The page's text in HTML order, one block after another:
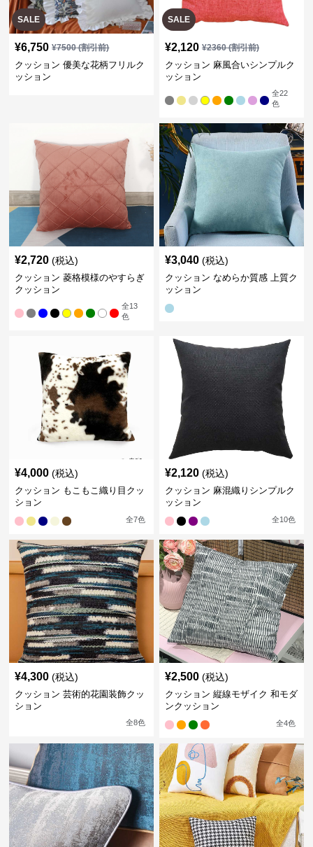
SALE
¥6,750 ¥7500(割引前)
クッション 優美な花柄フリルク
ッション
SALE
¥2,120 ¥2360(割引前)
クッション 麻風合いシンプルク
ッション
全22
色
¥2,720 (税込)
クッション 菱格模様のやすらぎ
クッション
全13
色
¥3,040 (税込)
クッション なめらか質感 上質ク
ッション
¥4,000 (税込)
クッション もこもこ織り目クッ
ション
全7色
¥2,120 (税込)
クッション 麻混織りシンプルク
ッション
全10色
¥4,300 (税込)
クッション 芸術的花園装飾クッ
ション
全8色
¥2,500 (税込)
クッション 縦線モザイク 和モダ
ンクッション
全4色